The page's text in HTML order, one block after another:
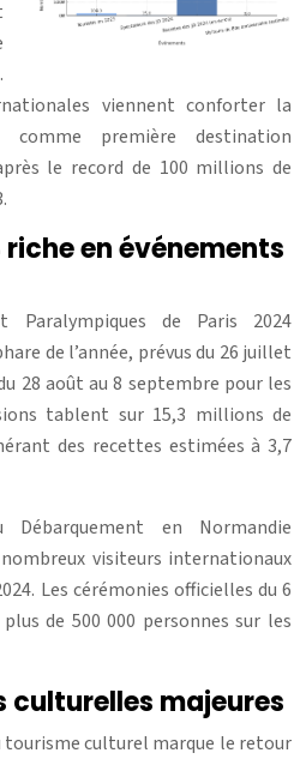
viennent conforter la
première destination
le record de 100 millions de
en événements
Paralympiques de Paris 2024
de l’année, prévus du 26 juillet
28 août au 8 septembre pour les
tablent sur 15,3 millions de
des recettes estimées à 3,7
en Normandie
visiteurs internationaux
Les cérémonies officielles du 6
de 500 000 personnes sur les
culturelles majeures
tourisme culturel marque le retour